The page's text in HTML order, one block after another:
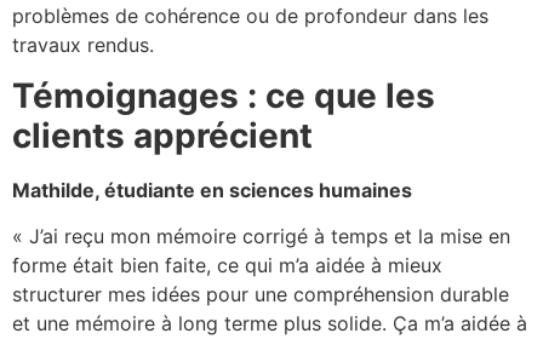
problèmes de cohérence ou de profondeur dans les
travaux rendus.
Témoignages : ce que les
clients apprécient
Mathilde, étudiante en sciences humaines
« J’ai reçu mon mémoire corrigé à temps et la mise en
forme était bien faite, ce qui m’a aidée à mieux
structurer mes idées pour une compréhension durable
et une mémoire à long terme plus solide. Ça m’a aidée à